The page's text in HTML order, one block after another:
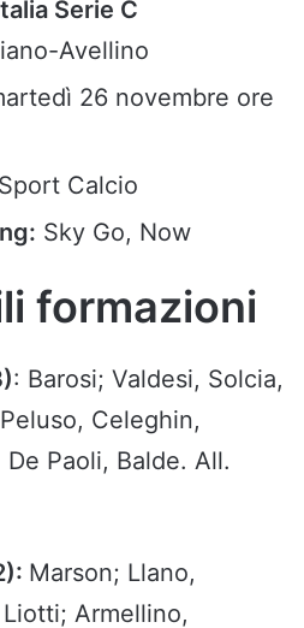
Serie C
Avellino
26 novembre ore
Calcio
Sky Go, Now
formazioni
: Barosi; Valdesi, Solcia,
Celeghin,
Paoli, Balde. All.
Marson; Llano,
Armellino,